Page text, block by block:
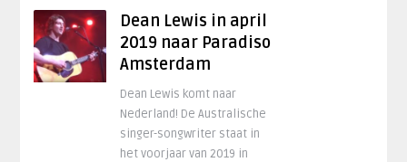
Dean Lewis in april
2019 naar Paradiso
Amsterdam
Dean Lewis komt naar
Nederland! De Australische
singer-songwriter staat in
het voorjaar van 2019 in